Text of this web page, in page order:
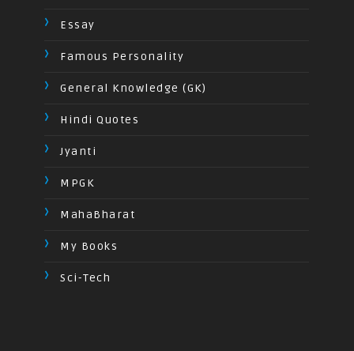
Essay
Famous Personality
General Knowledge (GK)
Hindi Quotes
Jyanti
MPGK
MahaBharat
My Books
Sci-Tech